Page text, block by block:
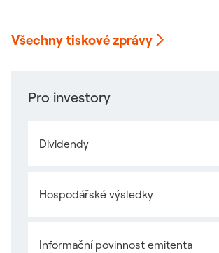
Všechny tiskové zprávy
Pro investory
Dividendy
Hospodářské výsledky
Informační povinnost emitenta